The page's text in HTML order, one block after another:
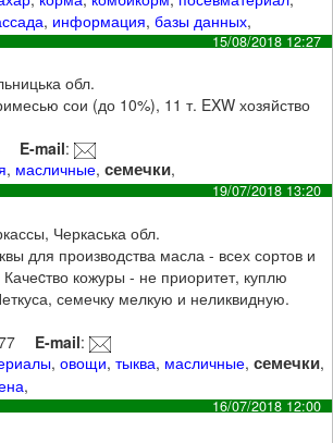
, информация,базы данных,
15/08/2018 12:27
обл.
сои (до 10%), 11 т. EXW хозяйство
E-mail:
, масличные,семечки,
19/07/2018 13:20
Черкаська обл.
для производства масла - всех сортов и
кожуры - не приоритет, куплю
семечку мелкую и неликвидную.
E-mail:
,овощи,тыква, масличные,семечки,
,
16/07/2018 12:00